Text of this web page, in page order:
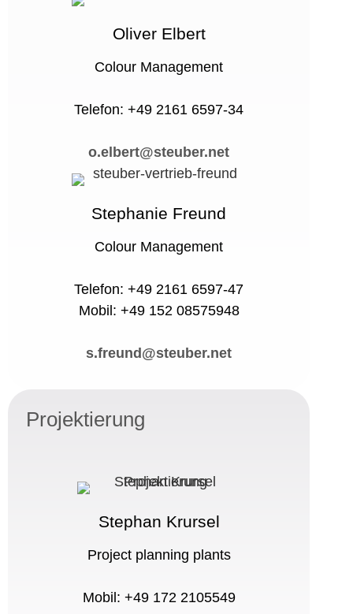
Oliver Elbert
Colour Management
Telefon: +49 2161 6597-34
o.elbert@steuber.net
Stephanie Freund
Colour Management
Telefon: +49 2161 6597-47
Mobil: +49 152 08575948
s.freund@steuber.net
Projektierung
Stephan Krursel
Project planning plants
Mobil: +49 172 2105549